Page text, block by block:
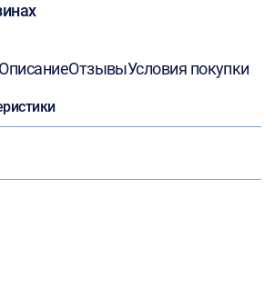
ОписаниеОтзывыУсловия покупки